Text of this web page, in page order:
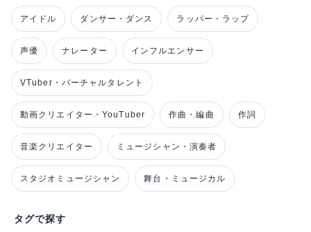
アイドル ダンサー・ダンス ラッパー・ラップ
声優 ナレーター インフルエンサー
VTuber・バーチャルタレント
動画クリエイター・YouTuber 作曲・編曲 作詞
音楽クリエイター ミュージシャン・演奏者
スタジオミュージシャン 舞台・ミュージカル
タグで探す